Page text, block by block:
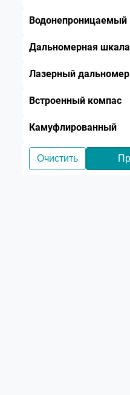
Водонепроницаемый
Дальномерная шкала
Лазерный дальномер
Встроенный компас
Камуфлированный